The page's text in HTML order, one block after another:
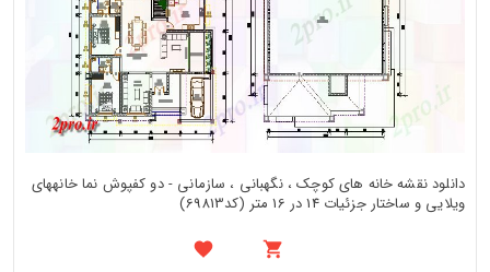
دانلود نقشه خانه های کوچک ، نگهبانی ، سازمانی - دو کفپوش نما خانههای
ویلایی و ساختار جزئیات 14 در 16 متر (کد69813)